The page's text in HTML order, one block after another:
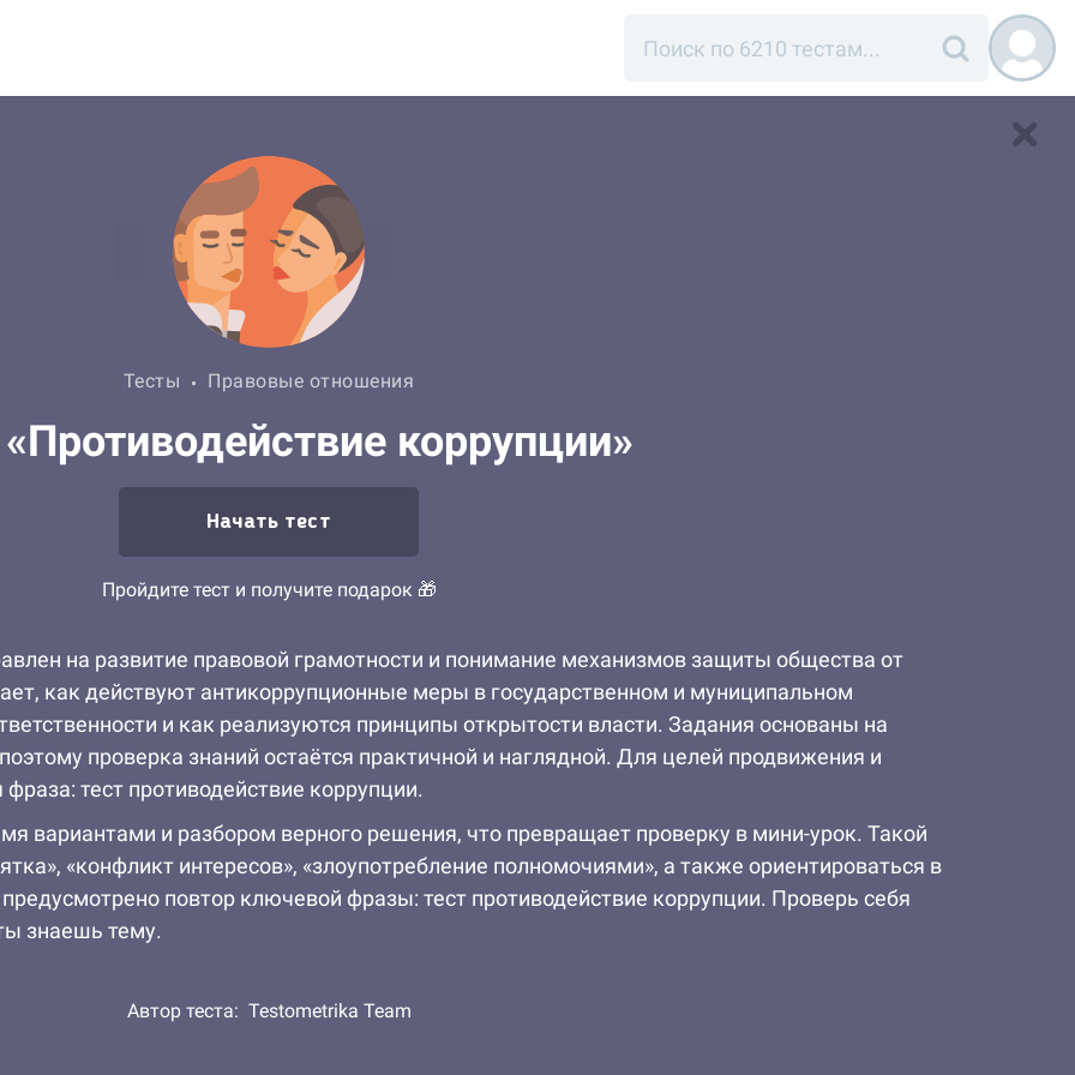
Тесты Правовые отношения
коррупции»
Начать тест
Пройдите тест и получите подарок 🎁
на развитие правовой грамотности и понимание механизмов защиты общества от
как действуют антикоррупционные меры в государственном и муниципальном
и как реализуются принципы открытости власти. Задания основаны на
проверка знаний остаётся практичной и наглядной. Для целей продвижения и
тест противодействие коррупции.
вариантами и разбором верного решения, что превращает проверку в мини-урок. Такой
«конфликт интересов», «злоупотребление полномочиями», а также ориентироваться в
повтор ключевой фразы: тест противодействие коррупции. Проверь себя
знаешь тему.
Автор теста: Testometrika Team